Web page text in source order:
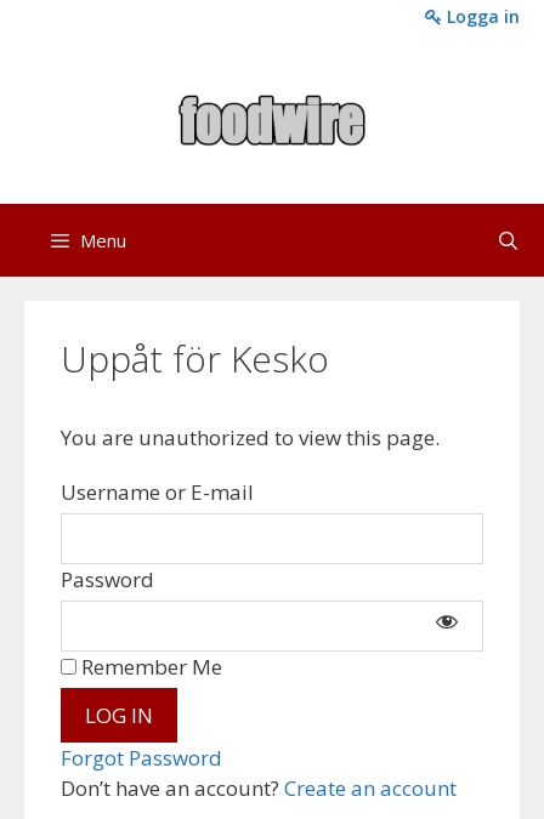
Logga in
Menu
Uppåt för Kesko
You are unauthorized to view this page.
Username or E-mail
Password
Don’t have an account? Create an account
Remember Me
Forgot Password